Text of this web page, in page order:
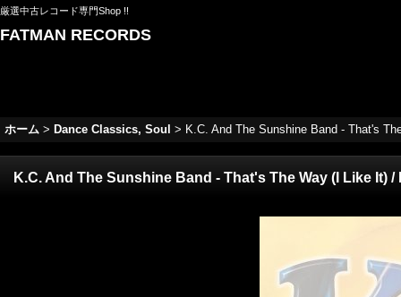
厳選中古レコード専門Shop !!
FATMAN RECORDS
ホーム > Dance Classics, Soul > K.C. And The Sunshine Band - That's
K.C. And The Sunshine Band - That's The Way (I Like It)